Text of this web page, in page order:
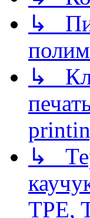
↳
↳
↳
TPE,